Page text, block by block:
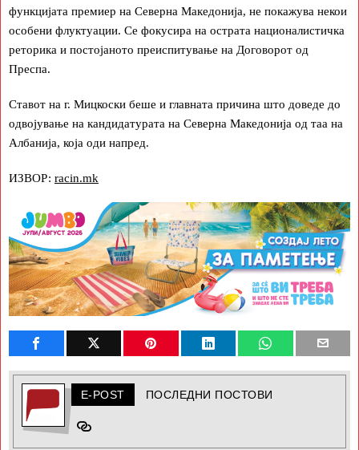
функцијата премиер на Северна Македонија, не покажува некои
особени флуктуации. Се фокусира на острата националистичка
реторика и постојаното преиспитување на Договорот од
Преспа.
Ставот на г. Мицкоски беше и главната причина што доведе до
одвојување на кандидатурата на Северна Македонија од таа на
Албанија, која оди напред.
ИЗВОР: racin.mk
E-POST ПОСЛЕДНИ ПОСТОВИ